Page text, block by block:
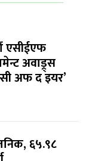
एसीईएफ
अवाड्र्स
अफ द इयर’
६५.९८